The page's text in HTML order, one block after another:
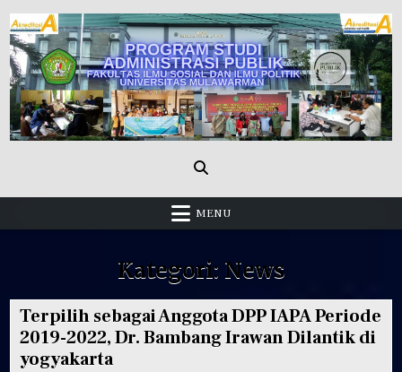
Skip
to
content
Administrasi Publik Fisip Unmul
MENU
Kategori: News
Terpilih sebagai Anggota DPP IAPA Periode
2019-2022, Dr. Bambang Irawan Dilantik di
yogyakarta